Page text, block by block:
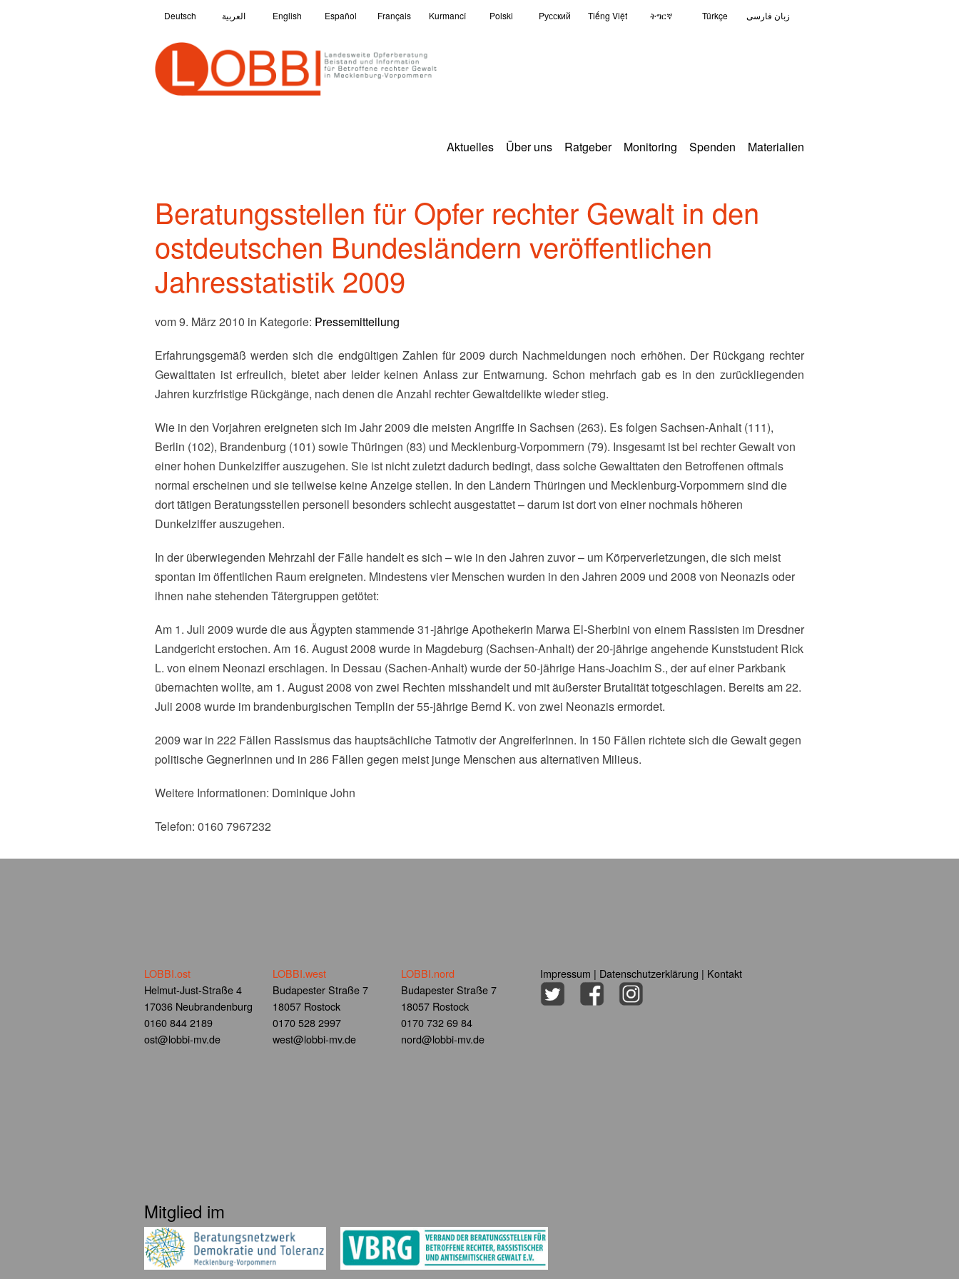
Deutsch العربية English Español Français Kurmancî Polski Pусский Tiếng Việt ትግርኛ Türkçe زبان فارسی
Aktuelles Über uns Ratgeber Monitoring Spenden Materialien
Beratungsstellen für Opfer rechter Gewalt in den
ostdeutschen Bundesländern veröffentlichen
Jahresstatistik 2009
vom 9. März 2010 in Kategorie: Pressemitteilung
Erfahrungsgemäß werden sich die endgültigen Zahlen für 2009 durch Nachmeldungen noch erhöhen. Der Rückgang rechter
Gewalttaten ist erfreulich, bietet aber leider keinen Anlass zur Entwarnung. Schon mehrfach gab es in den zurückliegenden
Jahren kurzfristige Rückgänge, nach denen die Anzahl rechter Gewaltdelikte wieder stieg.
Wie in den Vorjahren ereigneten sich im Jahr 2009 die meisten Angriffe in Sachsen (263). Es folgen Sachsen-Anhalt (111),
Berlin (102), Brandenburg (101) sowie Thüringen (83) und Mecklenburg-Vorpommern (79). Insgesamt ist bei rechter Gewalt von
einer hohen Dunkelziffer auszugehen. Sie ist nicht zuletzt dadurch bedingt, dass solche Gewalttaten den Betroffenen oftmals
normal erscheinen und sie teilweise keine Anzeige stellen. In den Ländern Thüringen und Mecklenburg-Vorpommern sind die
dort tätigen Beratungsstellen personell besonders schlecht ausgestattet – darum ist dort von einer nochmals höheren
Dunkelziffer auszugehen.
In der überwiegenden Mehrzahl der Fälle handelt es sich – wie in den Jahren zuvor – um Körperverletzungen, die sich meist
spontan im öffentlichen Raum ereigneten. Mindestens vier Menschen wurden in den Jahren 2009 und 2008 von Neonazis oder
ihnen nahe stehenden Tätergruppen getötet:
Am 1. Juli 2009 wurde die aus Ägypten stammende 31-jährige Apothekerin Marwa El-Sherbini von einem Rassisten im Dresdner
Landgericht erstochen. Am 16. August 2008 wurde in Magdeburg (Sachsen-Anhalt) der 20-jährige angehende Kunststudent Rick
L. von einem Neonazi erschlagen. In Dessau (Sachen-Anhalt) wurde der 50-jährige Hans-Joachim S., der auf einer Parkbank
übernachten wollte, am 1. August 2008 von zwei Rechten misshandelt und mit äußerster Brutalität totgeschlagen. Bereits am 22.
Juli 2008 wurde im brandenburgischen Templin der 55-jährige Bernd K. von zwei Neonazis ermordet.
2009 war in 222 Fällen Rassismus das hauptsächliche Tatmotiv der AngreiferInnen. In 150 Fällen richtete sich die Gewalt gegen
politische GegnerInnen und in 286 Fällen gegen meist junge Menschen aus alternativen Milieus.
Weitere Informationen: Dominique John
Telefon: 0160 7967232
LOBBI.ost
Helmut-Just-Straße 4
17036 Neubrandenburg
0160 844 2189
ost@lobbi-mv.de
LOBBI.west
Budapester Straße 7
18057 Rostock
0170 528 2997
west@lobbi-mv.de
LOBBI.nord
Budapester Straße 7
18057 Rostock
0170 732 69 84
nord@lobbi-mv.de
Impressum | Datenschutzerklärung | Kontakt
Mitglied im